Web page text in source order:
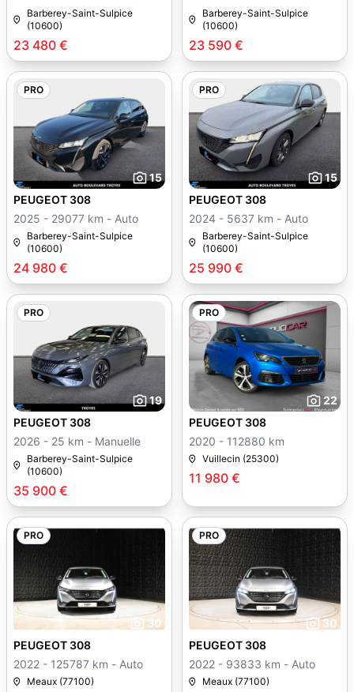
23 480 €
Barberey-Saint-Sulpice
(10600)
23 590 €
Barberey-Saint-Sulpice
(10600)
PRO
15
24 980 €
PEUGEOT 308
2025 - 29077 km - Auto
Barberey-Saint-Sulpice
(10600)
PRO
15
25 990 €
PEUGEOT 308
2024 - 5637 km - Auto
Barberey-Saint-Sulpice
(10600)
PRO
19
35 900 €
PEUGEOT 308
2026 - 25 km - Manuelle
Barberey-Saint-Sulpice
(10600)
PRO
22
11 980 €
PEUGEOT 308
2020 - 112880 km
Vuillecin (25300)
PRO
30
PEUGEOT 308
2022 - 125787 km - Auto
Meaux (77100)
PRO
30
PEUGEOT 308
2022 - 93833 km - Auto
Meaux (77100)